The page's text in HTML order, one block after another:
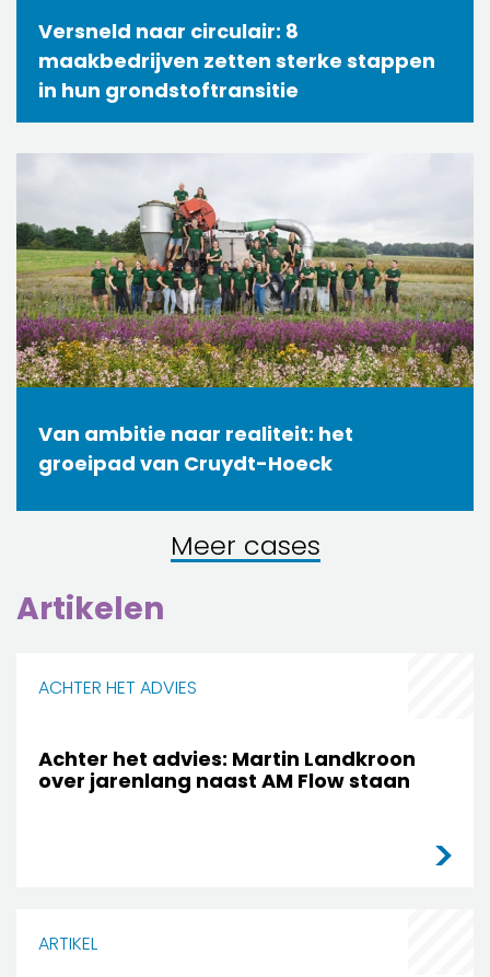
Versneld naar circulair: 8
maakbedrijven zetten sterke stappen
in hun grondstoftransitie
Van ambitie naar realiteit: het
groeipad van Cruydt-Hoeck
Meer cases
Artikelen
ACHTER HET ADVIES
Achter het advies: Martin Landkroon
over jarenlang naast AM Flow staan
ARTIKEL